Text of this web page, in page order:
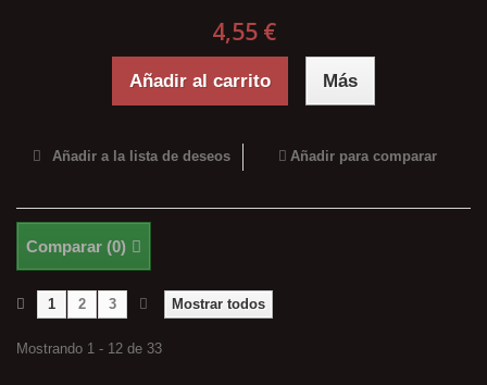
4,55 €
Añadir al carrito Más
Añadir a la lista de deseos Añadir para comparar
Comparar (0)
Mostrar todos
1 2 3
Mostrando 1 - 12 de 33